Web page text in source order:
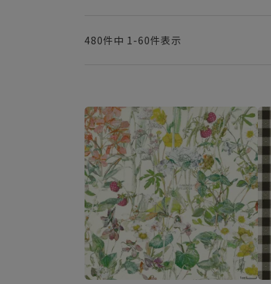
480件中 1 -60件表示